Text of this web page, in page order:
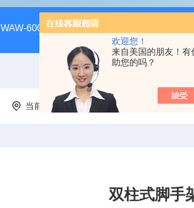
欢迎您！
来自美国的朋友！有
助您的吗？
WAW-600D60吨螺栓拉伸试验机
当前位置： 首页 产品中心 电子万能
双柱式脚手